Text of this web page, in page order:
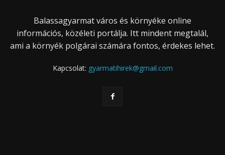
Balassagyarmat város és környéke online
információs, közéleti portálja. Itt mindent megtalál,
ami a környék polgárai számára fontos, érdekes lehet.
Kapcsolat: gyarmatihirek@gmail.com